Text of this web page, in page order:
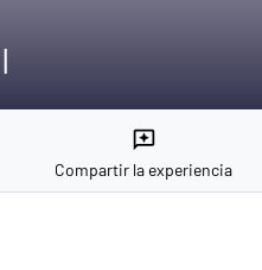
reviews
Compartir la experiencia